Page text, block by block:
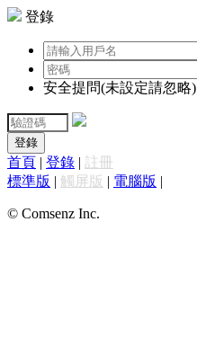
登錄
安全提問(未設定請忽略)
登錄
首頁 | 登錄 | 註冊
標準版 | 觸屏版 | 電腦版 |
© Comsenz Inc.